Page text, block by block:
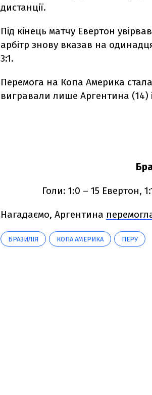
дистанції.
Під кінець матчу Евертон
арбітр знову вказав на
3:1.
Перемога на Копа Америка стала
вигравали лише Аргентина (14)
Голи: 1:0 – 15 Евертон,
Нагадаємо, Аргентина
БРАЗИЛІЯ КОПА АМЕРИКА ПЕРУ